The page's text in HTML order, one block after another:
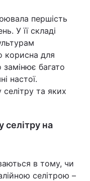
першість
У її складі
корисна для
замінює багато
настої.
селітру та яких
селітру на
в тому, чи
селітрою –